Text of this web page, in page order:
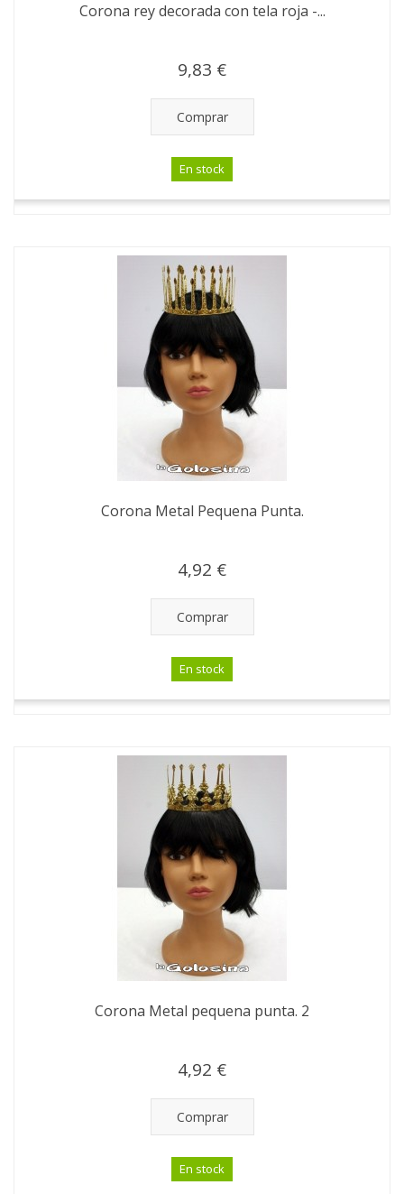
Corona rey decorada con tela roja -...
9,83 €
Comprar
En stock
Corona Metal Pequena Punta.
4,92 €
Comprar
En stock
Corona Metal pequena punta. 2
4,92 €
Comprar
En stock